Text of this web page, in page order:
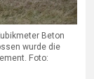
Beton
wurde die
Foto: